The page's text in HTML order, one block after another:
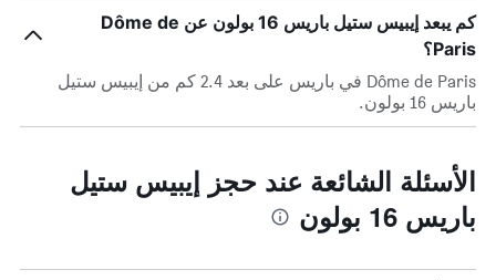
كم يبعد إيبيس ستيل باريس 16 بولون عن Dôme de
Paris؟
Dôme de Paris في باريس على بعد 2.4 كم من إيبيس ستيل
باريس 16 بولون.
الأسئلة الشائعة عند حجز إيبيس ستيل
باريس 16 بولون